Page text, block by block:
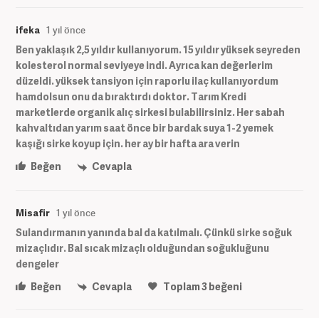
ifeka 1 yıl önce
Ben yaklaşık 2,5 yıldır kullanıyorum. 15 yıldır yüksek seyreden
kolesterol normal seviyeye indi. Ayrıca kan değerlerim
düzeldi. yüksek tansiyon için raporlu ilaç kullanıyordum
hamdolsun onu da bıraktırdı doktor. Tarım Kredi
marketlerde organik alıç sirkesi bulabilirsiniz. Her sabah
kahvaltıdan yarım saat önce bir bardak suya 1-2 yemek
kaşığı sirke koyup için. her ay bir hafta ara verin
Beğen
Cevapla
Misafir 1 yıl önce
Sulandırmanın yanında bal da katılmalı. Çünkü sirke soğuk
mizaçlıdır. Bal sıcak mizaçlı olduğundan soğukluğunu
dengeler
Beğen
Cevapla Toplam3beğeni